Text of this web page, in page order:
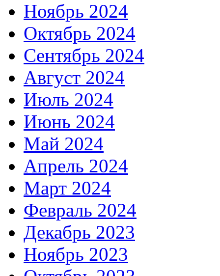
Ноябрь 2024
Октябрь 2024
Сентябрь 2024
Август 2024
Июль 2024
Июнь 2024
Май 2024
Апрель 2024
Март 2024
Февраль 2024
Декабрь 2023
Ноябрь 2023